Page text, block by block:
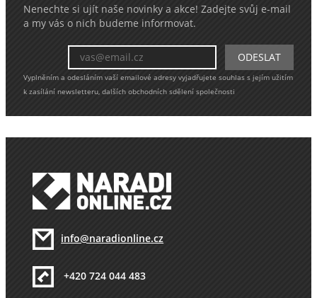
Nenechte si ujít naše novinky a akce! Zadejte svůj e-mail
a my vás o nich budeme informovat.
Vyplněním a odesláním vaší emailové adresy vyjadřujete souhlas s jejím užitím
k zasílání newsletteru, dalších obchodních sdělení společnosti
info@naradionline.cz
+420 724 044 483